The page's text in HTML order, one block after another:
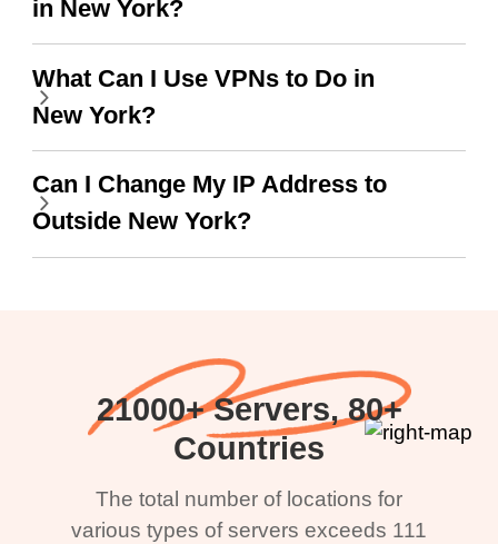
in New York?
What Can I Use VPNs to Do in
New York?
Can I Change My IP Address to
Outside New York?
21000+ Servers, 80+
Countries
The total number of locations for
various types of servers exceeds 111